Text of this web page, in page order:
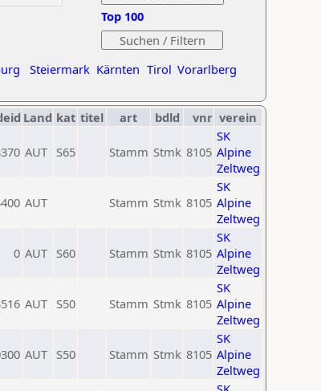
Steiermark Kärnten Tirol Vorarlberg
Top 100
Land kat titel art bdld vnr verein
AUT S65 Stamm Stmk 8105
SK
Alpine
Zeltweg
AUT Stamm Stmk 8105
SK
Alpine
Zeltweg
0 AUT S60 Stamm Stmk 8105
SK
Alpine
Zeltweg
AUT S50 Stamm Stmk 8105
SK
Alpine
Zeltweg
AUT S50 Stamm Stmk 8105
SK
Alpine
Zeltweg